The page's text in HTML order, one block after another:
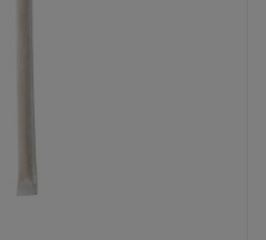
jest chętnie wybierana
wysoką jakość usług z